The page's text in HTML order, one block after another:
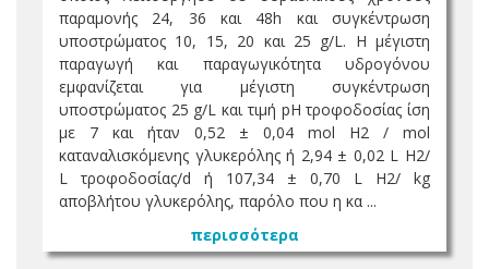
παραμονής 24, 36 και 48h και συγκέντρωση
υποστρώματος 10, 15, 20 και 25 g/L. H μέγιστη
παραγωγή και παραγωγικότητα υδρογόνου
εμφανίζεται για μέγιστη συγκέντρωση
υποστρώματος 25 g/L και τιμή pH τροφοδοσίας ίση
με 7 και ήταν 0,52 ± 0,04 mol H2 / mol
καταναλισκόμενης γλυκερόλης ή 2,94 ± 0,02 L H2/
L τροφοδοσίας/d ή 107,34 ± 0,70 L H2/ kg
αποβλήτου γλυκερόλης, παρόλο που η κα ...
περισσότερα